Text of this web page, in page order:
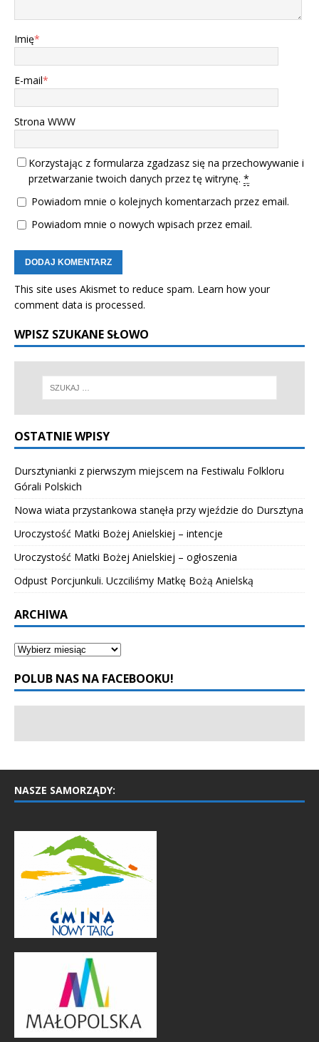
Imię*
E-mail*
Strona WWW
Korzystając z formularza zgadzasz się na przechowywanie i
przetwarzanie twoich danych przez tę witrynę. *
Powiadom mnie o kolejnych komentarzach przez email.
Powiadom mnie o nowych wpisach przez email.
This site uses Akismet to reduce spam. Learn how your
comment data is processed.
WPISZ SZUKANE SŁOWO
OSTATNIE WPISY
Dursztynianki z pierwszym miejscem na Festiwalu Folkloru
Górali Polskich
Nowa wiata przystankowa stanęła przy wjeździe do Dursztyna
Uroczystość Matki Bożej Anielskiej – intencje
Uroczystość Matki Bożej Anielskiej – ogłoszenia
Odpust Porcjunkuli. Uczciliśmy Matkę Bożą Anielską
ARCHIWA
POLUB NAS NA FACEBOOKU!
NASZE SAMORZĄDY: